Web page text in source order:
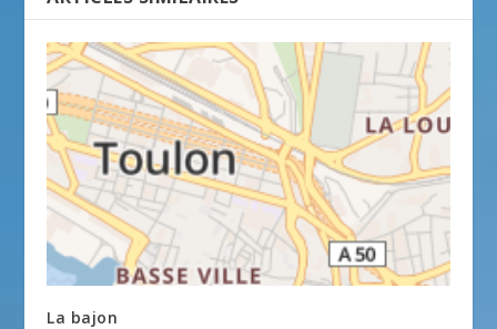
La bajon